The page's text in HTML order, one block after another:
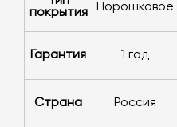
покрытия
порошковое
Гарантия 1 год
Страна Россия